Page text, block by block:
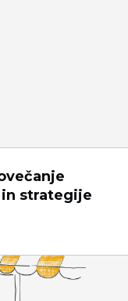
strategije